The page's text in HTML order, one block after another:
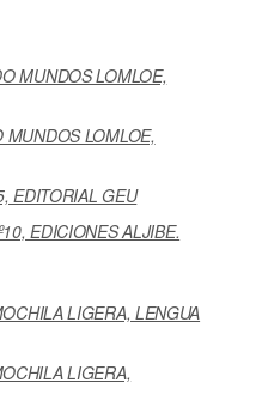
MUNDOS LOMLOE,
MUNDOS LOMLOE,
EDITORIAL GEU
EDICIONES ALJIBE.
LIGERA, LENGUA
LIGERA,